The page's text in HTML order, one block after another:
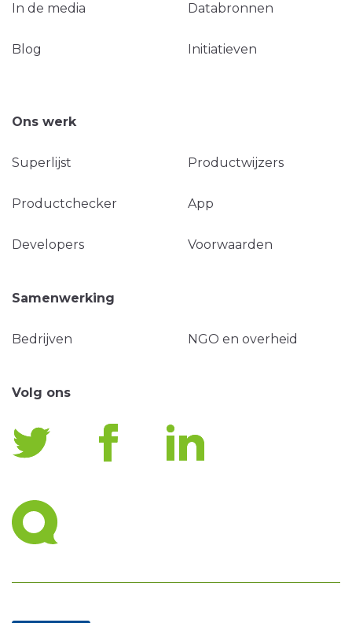
In de media Databronnen
Blog Initiatieven
Ons werk
Superlijst Productwijzers
Productchecker App
Developers Voorwaarden
Samenwerking
Bedrijven NGO en overheid
Volg ons